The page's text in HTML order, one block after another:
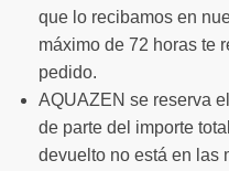
que lo recibamos en
máximo de 72 horas te
pedido.
AQUAZEN se reserva
de parte del importe
devuelto no está en las